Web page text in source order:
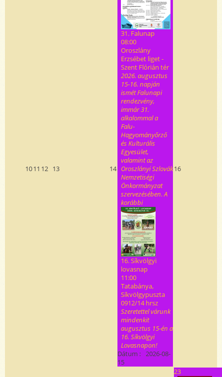
1011 12 13 14
31. Falunap
08:00
Oroszlány
Erzsébet liget -
Szent Flórián tér
2026. augusztus
15-16. napján
ismét Falunapi
rendezvény,
immár 31.
alkalommal a
Falu-
Hagyományőrző
és Kulturális
Egyesület,
valamint az
Oroszlányi Szlovák
Nemzetiségi
Önkormányzat
szervezésében. A
korábbi
16. Síkvölgyi
lovasnap
11:00
Tatabánya,
Síkvölgypuszta
0912/14 hrsz
Szeretettel várunk
mindenkit
augusztus 15-én a
16. Síkvölgyi
Lovasnapon!
Dátum : 2026-08-
15
16
23